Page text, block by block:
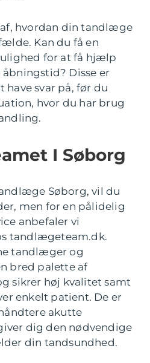
hvordan din tandlæge
Kan du få en
for at få hjælp
Disse er
svar på, før du
hvor du har brug
I Søborg
Søborg, vil du
men for en pålidelig
anbefaler vi
tandlægeteam.dk.
tandlæger og
bred palette af
sikrer høj kvalitet samt
enkelt patient. De er
akutte
dig den nødvendige
din tandsundhed.